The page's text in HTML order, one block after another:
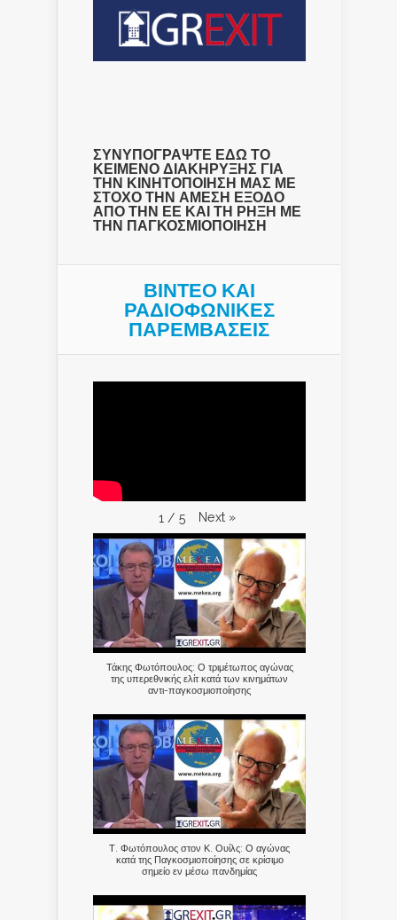
ΣΥΝΥΠΟΓΡΑΨΤΕ ΕΔΩ ΤΟ
ΚΕΙΜΕΝΟ ΔΙΑΚΗΡΥΞΗΣ ΓΙΑ
ΤΗΝ ΚΙΝΗΤΟΠΟΙΗΣΗ ΜΑΣ ΜΕ
ΣΤΟΧΟ ΤΗΝ ΑΜΕΣΗ ΕΞΟΔΟ
ΑΠΟ ΤΗΝ ΕΕ ΚΑΙ ΤΗ ΡΗΞΗ ΜΕ
ΤΗΝ ΠΑΓΚΟΣΜΙΟΠΟΙΗΣΗ
ΒΙΝΤΕΟ ΚΑΙ
ΡΑΔΙΟΦΩΝΙΚΕΣ
ΠΑΡΕΜΒΑΣΕΙΣ
1 / 5 Next »
Τάκης Φωτόπουλος: Ο τριμέτωπος αγώνας
της υπερεθνικής ελίτ κατά των κινημάτων
αντι-παγκοσμιοποίησης
Τ. Φωτόπουλος στον Κ. Ουίλς: Ο αγώνας
κατά της Παγκοσμιοποίησης σε κρίσιμο
σημείο εν μέσω πανδημίας